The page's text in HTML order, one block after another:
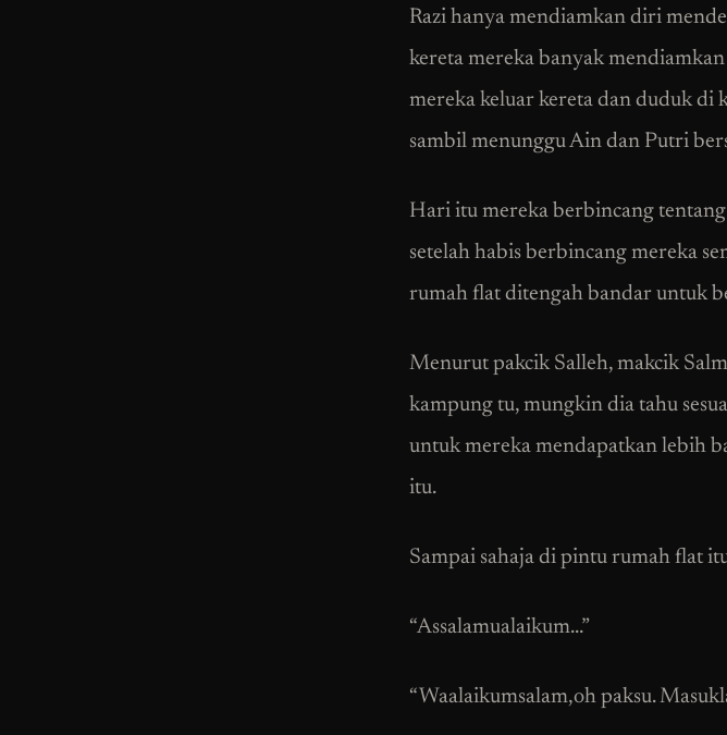
Razi hanya mendiamkan diri
kereta mereka banyak
mereka keluar kereta dan duduk di
sambil menunggu Ain dan Putri
Hari itu mereka berbincang
setelah habis berbincang mereka
rumah flat ditengah bandar untuk
Menurut pakcik Salleh, makcik
kampung tu, mungkin dia tahu
untuk mereka mendapatkan lebih
itu.
Sampai sahaja di pintu rumah flat
“Assalamualaikum…”
“Waalaikumsalam,oh paksu.